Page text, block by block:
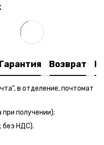
Гарантия Возврат
в отделение, почтомат
получении);
без НДС).